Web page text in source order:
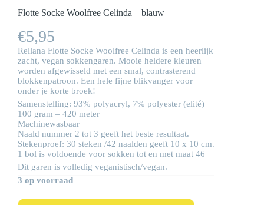
Flotte Socke Woolfree Celinda – blauw
€5,95
Rellana Flotte Socke Woolfree Celinda is een heerlijk
zacht, vegan sokkengaren. Mooie heldere kleuren
worden afgewisseld met een smal, contrasterend
blokkenpatroon. Een hele fijne blikvanger voor
onder je korte broek!
Samenstelling: 93% polyacryl, 7% polyester (elité)
100 gram – 420 meter
Machinewasbaar
Naald nummer 2 tot 3 geeft het beste resultaat.
Stekenproef: 30 steken /42 naalden geeft 10 x 10 cm.
1 bol is voldoende voor sokken tot en met maat 46
Dit garen is volledig veganistisch/vegan.
3 op voorraad